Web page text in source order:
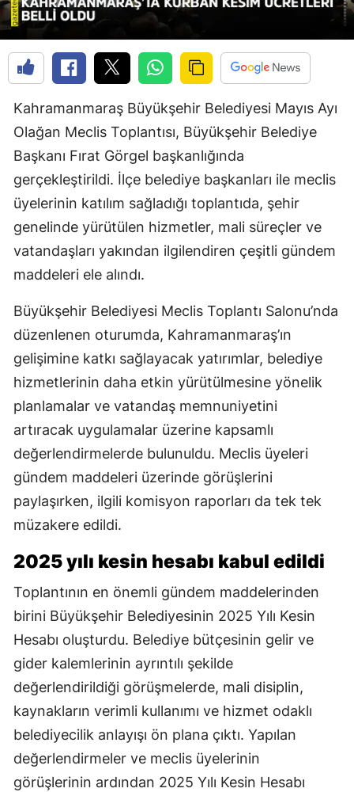
Kahramanmaraş Büyükşehir Belediyesi Mayıs Ayı
Olağan Meclis Toplantısı, Büyükşehir Belediye
Başkanı Fırat Görgel başkanlığında
gerçekleştirildi. İlçe belediye başkanları ile meclis
üyelerinin katılım sağladığı toplantıda, şehir
genelinde yürütülen hizmetler, mali süreçler ve
vatandaşları yakından ilgilendiren çeşitli gündem
maddeleri ele alındı.
Büyükşehir Belediyesi Meclis Toplantı Salonu’nda
düzenlenen oturumda, Kahramanmaraş’ın
gelişimine katkı sağlayacak yatırımlar, belediye
hizmetlerinin daha etkin yürütülmesine yönelik
planlamalar ve vatandaş memnuniyetini
artıracak uygulamalar üzerine kapsamlı
değerlendirmelerde bulunuldu. Meclis üyeleri
gündem maddeleri üzerinde görüşlerini
paylaşırken, ilgili komisyon raporları da tek tek
müzakere edildi.
2025 yılı kesin hesabı kabul edildi
Toplantının en önemli gündem maddelerinden
birini Büyükşehir Belediyesinin 2025 Yılı Kesin
Hesabı oluşturdu. Belediye bütçesinin gelir ve
gider kalemlerinin ayrıntılı şekilde
değerlendirildiği görüşmelerde, mali disiplin,
kaynakların verimli kullanımı ve hizmet odaklı
belediyecilik anlayışı ön plana çıktı. Yapılan
değerlendirmeler ve meclis üyelerinin
görüşlerinin ardından 2025 Yılı Kesin Hesabı